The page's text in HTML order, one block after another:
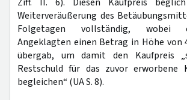
Weiterveräußerung des
Folgetagen vollständig,
Angeklagten einen Betrag in Höhe von
übergab, um damit den Kaufpreis
Restschuld für das zuvor erworbene
begleichen“ (UA S. 8).